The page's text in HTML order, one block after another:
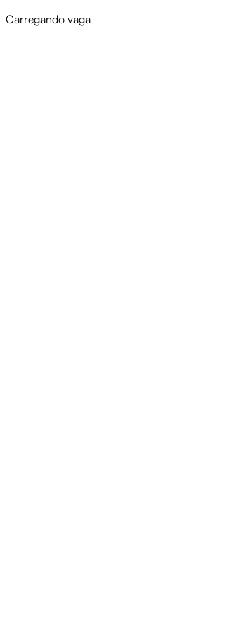
Carregando vaga